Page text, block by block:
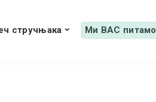
стручњака Ми ВАС питамо